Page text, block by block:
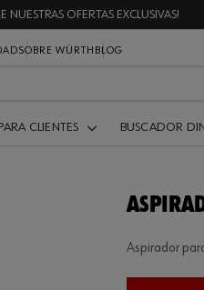
NUESTRAS OFERTAS EXCLUSIVAS!
SOBRE WÜRTH BLOG
CLIENTES BUSCADOR
Aspirador